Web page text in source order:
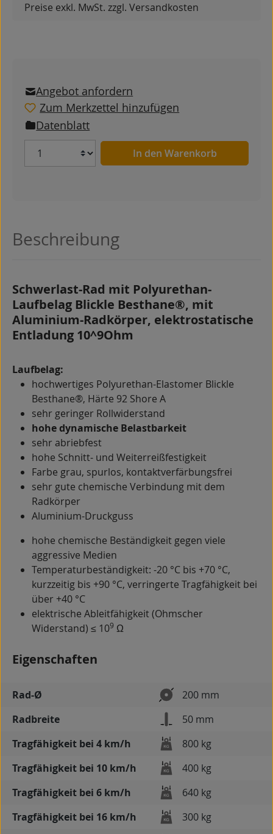
Preise exkl. MwSt. zzgl. Versandkosten
Angebot anfordern
Zum Merkzettel hinzufügen
Datenblatt
Anzahl In den Warenkorb
Beschreibung
Schwerlast-Rad mit Polyurethan-
Laufbelag Blickle Besthane®, mit
Aluminium-Radkörper, elektrostatische
Entladung 10^9Ohm
Laufbelag:
hochwertiges Polyurethan-Elastomer Blickle
Besthane®, Härte 92 Shore A
sehr geringer Rollwiderstand
hohe dynamische Belastbarkeit
sehr abriebfest
hohe Schnitt- und Weiterreißfestigkeit
Farbe grau, spurlos, kontaktverfärbungsfrei
sehr gute chemische Verbindung mit dem
Radkörper
Aluminium-Druckguss
hohe chemische Beständigkeit gegen viele
aggressive Medien
Temperaturbeständigkeit: -20 °C bis +70 °C,
kurzzeitig bis +90 °C, verringerte Tragfähigkeit bei
über +40 °C
elektrische Ableitfähigkeit (Ohmscher
Widerstand) ≤ 109 Ω
Eigenschaften
Rad-Ø
200 mm
Radbreite
50 mm
Tragfähigkeit bei 4 km/h
800 kg
Tragfähigkeit bei 10 km/h
400 kg
Tragfähigkeit bei 6 km/h
640 kg
Tragfähigkeit bei 16 km/h
300 kg